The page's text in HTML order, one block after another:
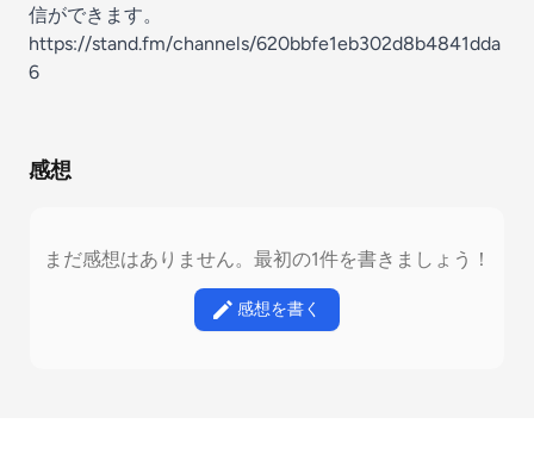
信ができます。
https://stand.fm/channels/620bbfe1eb302d8b4841dda
6
感想
まだ感想はありません。最初の1件を書きましょう！
感想を書く